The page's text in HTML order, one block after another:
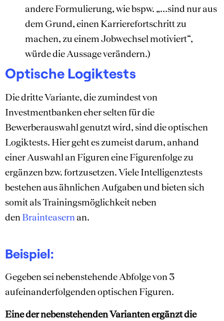
andere Formulierung, wie bspw. „…sind nur aus
dem Grund, einen Karrierefortschritt zu
machen, zu einem Jobwechsel motiviert“,
würde die Aussage verändern.)
Optische Logiktests
Die dritte Variante, die zumindest von
Investmentbanken eher selten für die
Bewerberauswahl genutzt wird, sind die optischen
Logiktests. Hier geht es zumeist darum, anhand
einer Auswahl an Figuren eine Figurenfolge zu
ergänzen bzw. fortzusetzen. Viele Intelligenztests
bestehen aus ähnlichen Aufgaben und bieten sich
somit als Trainingsmöglichkeit neben
den Brainteasern an.
Beispiel:
Gegeben sei nebenstehende Abfolge von 3
aufeinanderfolgenden optischen Figuren.
Eine der nebenstehenden Varianten ergänzt die